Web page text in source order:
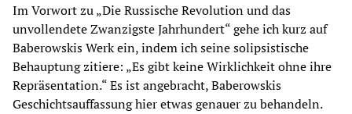
Im Vorwort zu „Die Russische Revolution und das
unvollendete Zwanzigste Jahrhundert“ gehe ich kurz auf
Baberowskis Werk ein, indem ich seine solipsistische
Behauptung zitiere: „Es gibt keine Wirklichkeit ohne ihre
Repräsentation.“ Es ist angebracht, Baberowskis
Geschichtsauffassung hier etwas genauer zu behandeln.